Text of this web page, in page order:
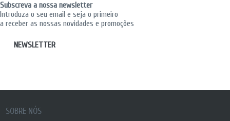
Subscreva a nossa newsletter
Introduza o seu email e seja o primeiro
a receber as nossas novidades e promoções
NEWSLETTER
SOBRE NÓS